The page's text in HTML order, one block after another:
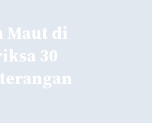
Maut di
30